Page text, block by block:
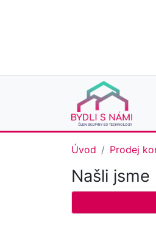
Úvod Prodej
Našli